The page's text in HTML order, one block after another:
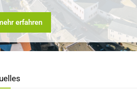
erfahren
erfahren